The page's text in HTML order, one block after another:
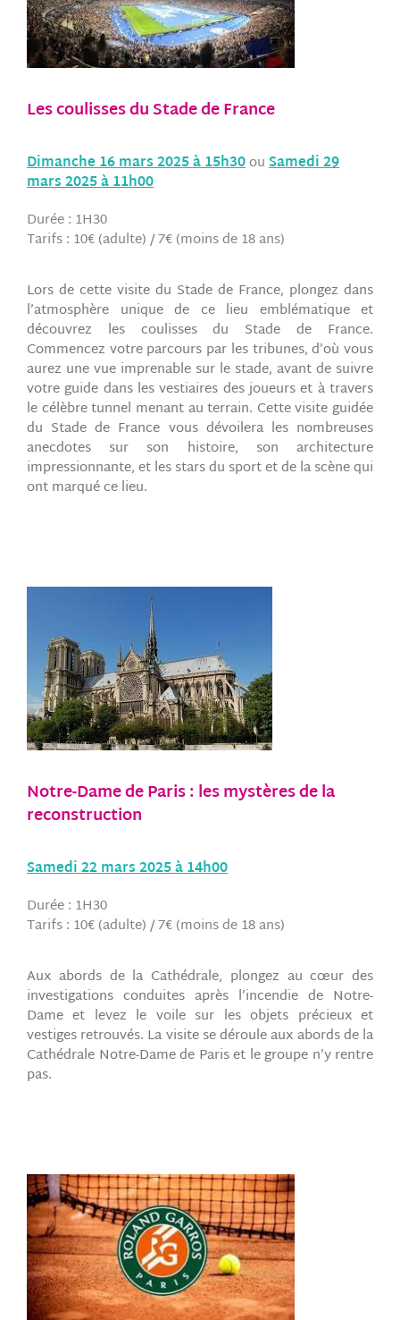
Les coulisses du Stade de France
Dimanche 16 mars 2025 à 15h30ouSamedi 29
mars 2025 à 11h00
Durée : 1H30
Tarifs : 10€ (adulte) / 7€ (moins de 18 ans)
Lors de cette visite du Stade de France, plongez dans
l’atmosphère unique de ce lieu emblématique et
découvrez les coulisses du Stade de France.
Commencez votre parcours par les tribunes, d’où vous
aurez une vue imprenable sur le stade, avant de suivre
votre guide dans les vestiaires des joueurs et à travers
le célèbre tunnel menant au terrain. Cette visite guidée
du Stade de France vous dévoilera les nombreuses
anecdotes sur son histoire, son architecture
impressionnante, et les stars du sport et de la scène qui
ont marqué ce lieu.
Notre-Dame de Paris : les mystères de la
reconstruction
Samedi 22 mars 2025 à 14h00
Durée : 1H30
Tarifs : 10€ (adulte) / 7€ (moins de 18 ans)
Aux abords de la Cathédrale, plongez au cœur des
investigations conduites après l’incendie de Notre-
Dame et levez le voile sur les objets précieux et
vestiges retrouvés. La visite se déroule aux abords de la
Cathédrale Notre-Dame de Paris et le groupe n’y rentre
pas.